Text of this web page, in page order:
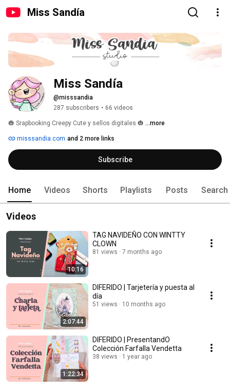
Miss Sandía
Miss Sandía
@misssandia
287 subscribers • 66 videos
🎃 Srapbooking Creepy Cute y sellos digitales 🎃 ...more
misssandia.com and 2 more links
Subscribe
Home Videos Shorts Playlists Posts Search
Videos
10:16
TAG NAVIDEÑO CON WINTTY
CLOWN
81 views 7 months ago
2:07:44
DIFERIDO | Tarjetería y puesta al
día
51 views 10 months ago
1:22:34
DIFERIDO | PresentandO
Colección Farfalla Vendetta
38 views 1 year ago